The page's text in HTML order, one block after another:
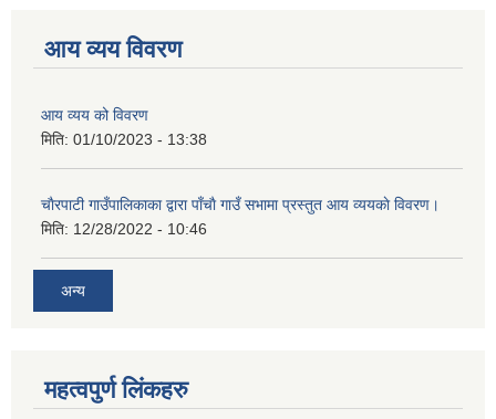
आय व्यय विवरण
आय व्यय को विवरण
मिति: 01/10/2023 - 13:38
चाैरपाटी गाउँपालिकाका द्वारा पाँचाै गाउँ सभामा प्रस्तुत आय व्ययकाे विवरण।
मिति: 12/28/2022 - 10:46
अन्य
महत्वपुर्ण लि‌ंकहरु